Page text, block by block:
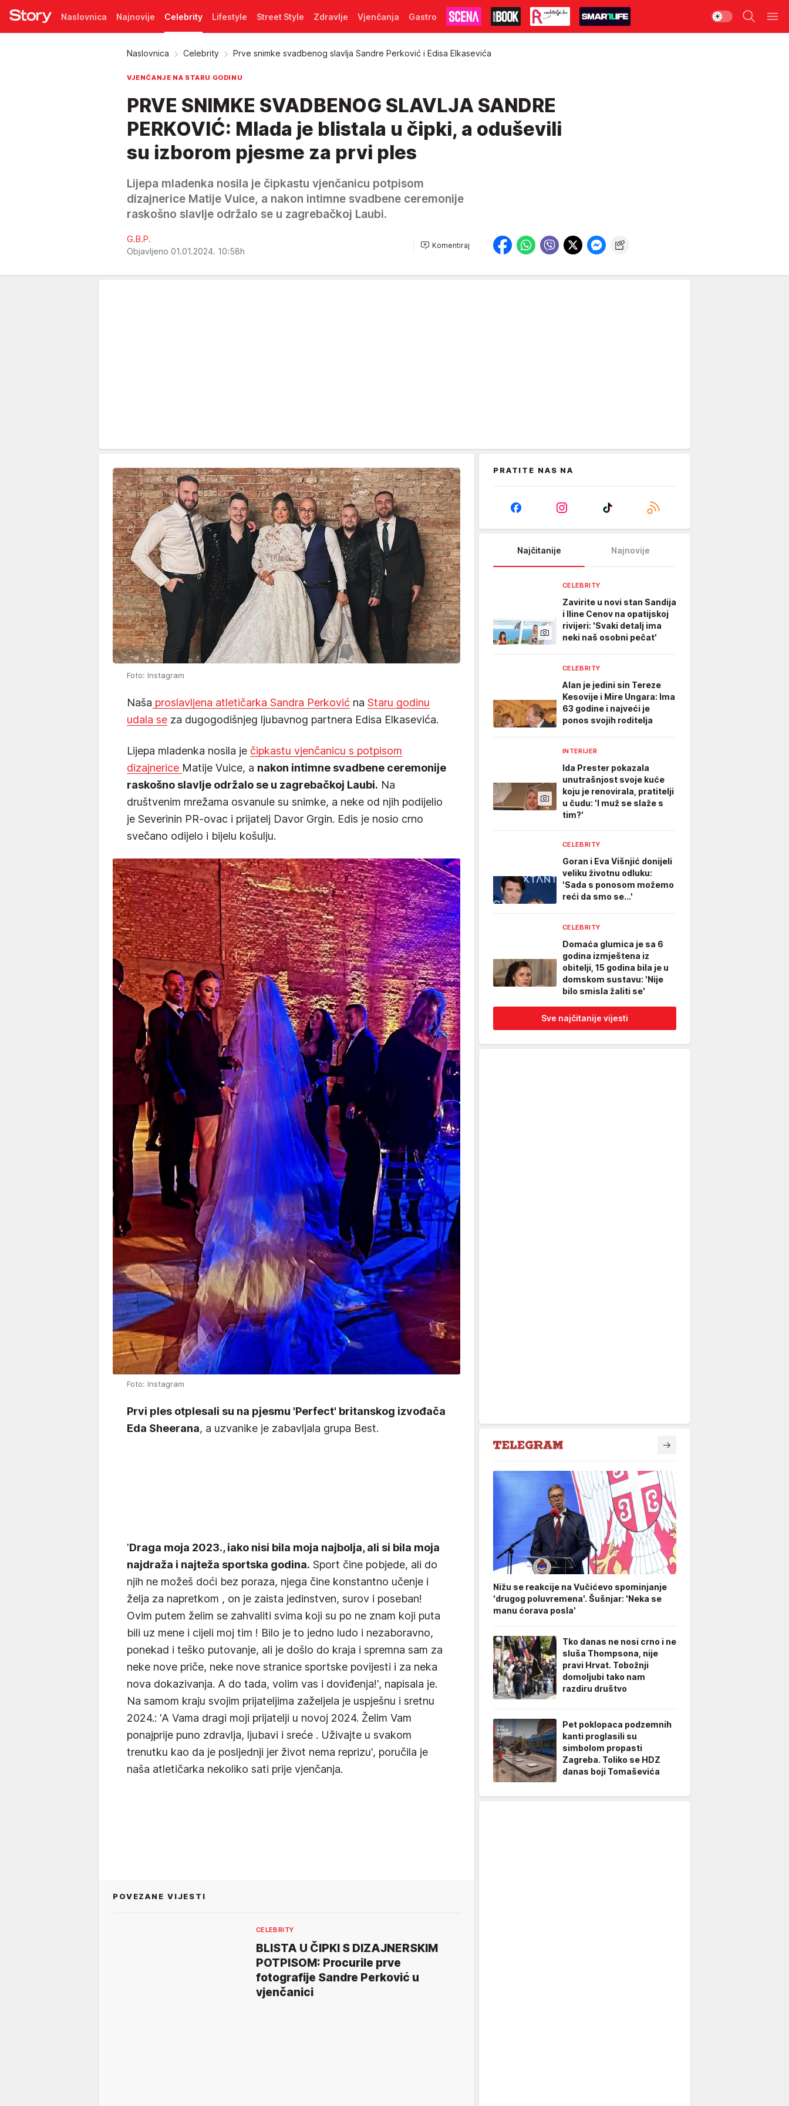
Naslovnica Najnovije Celebrity Lifestyle Street Style Zdravlje Vjenčanja Gastro
Naslovnica Celebrity Prve snimke svadbenog slavlja Sandre Perković i Edisa Elkasevića
VJENČANJE NA STARU GODINU
PRVE SNIMKE SVADBENOG SLAVLJA SANDRE
PERKOVIĆ: Mlada je blistala u čipki, a oduševili
su izborom pjesme za prvi ples
Lijepa mladenka nosila je čipkastu vjenčanicu potpisom
dizajnerice Matije Vuice, a nakon intimne svadbene ceremonije
raskošno slavlje održalo se u zagrebačkoj Laubi.
G.B.P.
Objavljeno 01.01.2024. 10:58h
Komentiraj
Foto: Instagram
Naša proslavljena atletičarka Sandra Perković na Staru godinu
udala se za dugogodišnjeg ljubavnog partnera Edisa Elkasevića.
Lijepa mladenka nosila je čipkastu vjenčanicu s potpisom
dizajnerice Matije Vuice, a nakon intimne svadbene ceremonije
raskošno slavlje održalo se u zagrebačkoj Laubi. Na
društvenim mrežama osvanule su snimke, a neke od njih podijelio
je Severinin PR-ovac i prijatelj Davor Grgin. Edis je nosio crno
svečano odijelo i bijelu košulju.
Foto: Instagram
Prvi ples otplesali su na pjesmu 'Perfect' britanskog izvođača
Eda Sheerana, a uzvanike je zabavljala grupa Best.
'Draga moja 2023., iako nisi bila moja najbolja, ali si bila moja
najdraža i najteža sportska godina. Sport čine pobjede, ali do
njih ne možeš doći bez poraza, njega čine konstantno učenje i
želja za napretkom , on je zaista jedinstven, surov i poseban!
Ovim putem želim se zahvaliti svima koji su po ne znam koji puta
bili uz mene i cijeli moj tim ! Bilo je to jedno ludo i nezaboravno,
ponekad i teško putovanje, ali je došlo do kraja i spremna sam za
neke nove priče, neke nove stranice sportske povijesti i za neka
nova dokazivanja. A do tada, volim vas i doviđenja!', napisala je.
Na samom kraju svojim prijateljima zaželjela je uspješnu i sretnu
2024.: 'A Vama dragi moji prijatelji u novoj 2024. Želim Vam
ponajprije puno zdravlja, ljubavi i sreće . Uživajte u svakom
trenutku kao da je posljednji jer život nema reprizu', poručila je
naša atletičarka nekoliko sati prije vjenčanja.
POVEZANE VIJESTI
CELEBRITY
BLISTA U ČIPKI S DIZAJNERSKIM
POTPISOM: Procurile prve
fotografije Sandre Perković u
vjenčanici
PRATITE NAS NA
Najčitanije Najnovije
CELEBRITY
Zavirite u novi stan Sandija
i Iline Cenov na opatijskoj
rivijeri: 'Svaki detalj ima
neki naš osobni pečat'
CELEBRITY
Alan je jedini sin Tereze
Kesovije i Mire Ungara: Ima
63 godine i najveći je
ponos svojih roditelja
INTERIJER
Ida Prester pokazala
unutrašnjost svoje kuće
koju je renovirala, pratitelji
u čudu: 'I muž se slaže s
tim?'
CELEBRITY
Goran i Eva Višnjić donijeli
veliku životnu odluku:
'Sada s ponosom možemo
reći da smo se...'
CELEBRITY
Domaća glumica je sa 6
godina izmještena iz
obitelji, 15 godina bila je u
domskom sustavu: 'Nije
bilo smisla žaliti se'
Sve najčitanije vijesti
Nižu se reakcije na Vučićevo spominjanje
'drugog poluvremena'. Šušnjar: 'Neka se
manu ćorava posla'
Tko danas ne nosi crno i ne
sluša Thompsona, nije
pravi Hrvat. Tobožnji
domoljubi tako nam
razdiru društvo
Pet poklopaca podzemnih
kanti proglasili su
simbolom propasti
Zagreba. Toliko se HDZ
danas boji Tomaševića